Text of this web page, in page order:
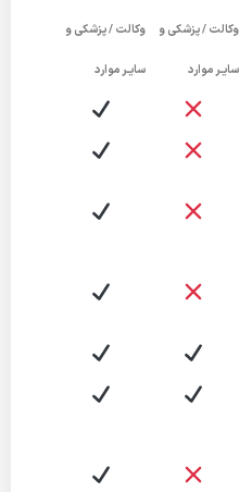
وکالت / پزشکی و
سایـر موارد
وکالت / پزشکی و
سایـر موارد